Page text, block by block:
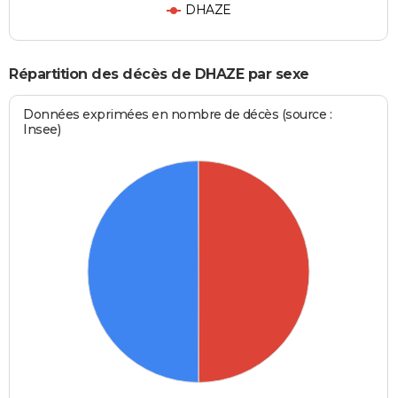
DHAZE
Répartition des décès de DHAZE par sexe
Données exprimées en nombre de décès (source :
Insee)